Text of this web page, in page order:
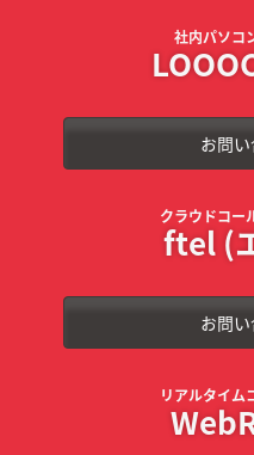
社内パソコ
お問
クラウドコー
ftel (
お問
リアルタイム